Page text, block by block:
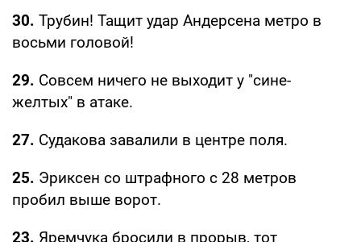
30. Трубин! Тащит удар Андерсена метро в
восьми головой!
29. Совсем ничего не выходит у "сине-
желтых" в атаке.
27. Судакова завалили в центре поля.
25. Эриксен со штрафного с 28 метров
пробил выше ворот.
23. Яремчука бросили в прорыв, тот